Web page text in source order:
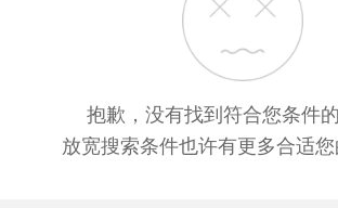
抱歉，没有找到符合您条件
放宽搜索条件也许有更多合适